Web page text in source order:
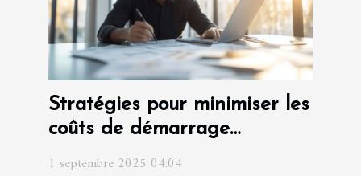
Stratégies pour minimiser les
coûts de démarrage
1 septembre 2025 04:04